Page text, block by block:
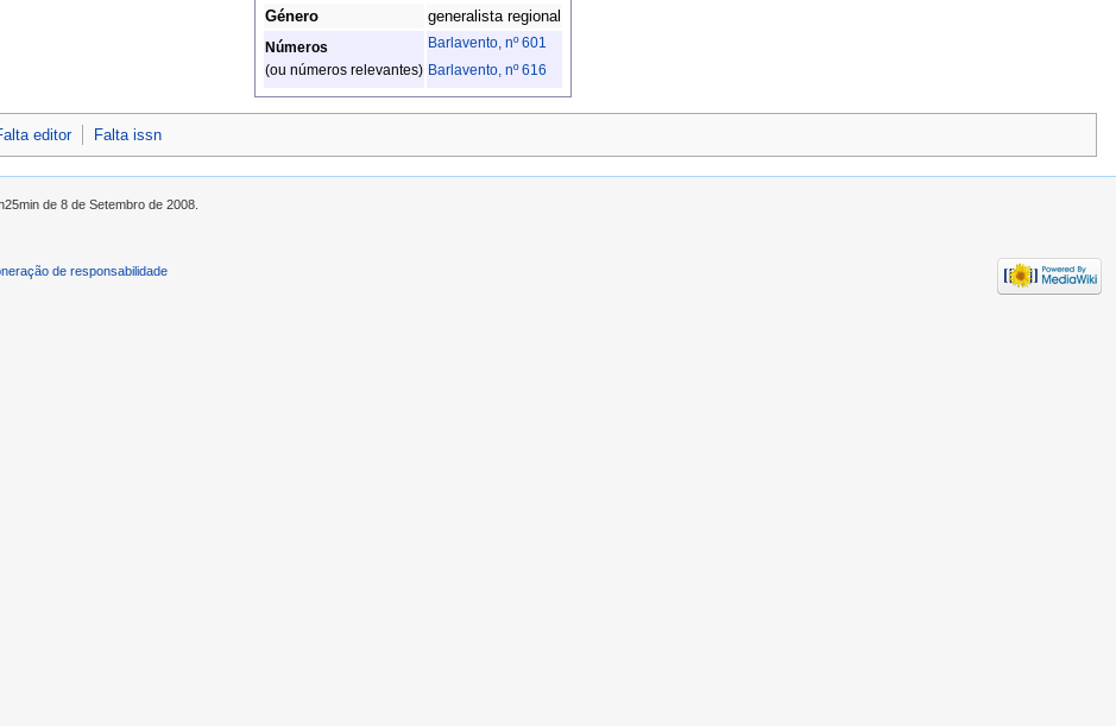
Género
generalista regional
Números
(ou números relevantes)
Barlavento, nº 601
Barlavento, nº 616
editor Falta issn
de 8 de Setembro de 2008.
de responsabilidade